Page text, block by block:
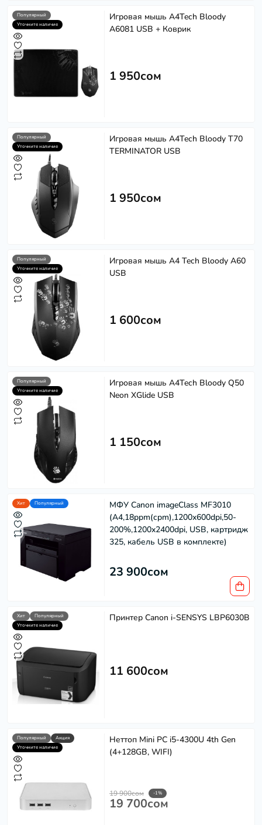
Популярный
Уточните наличие
Игровая мышь A4Tech Bloody
A6081 USB + Коврик
1 950сом
Популярный
Уточните наличие
Игровая мышь A4Tech Bloody T70
TERMINATOR USB
1 950сом
Популярный
Уточните наличие
Игровая мышь A4 Tech Bloody A60
USB
1 600сом
Популярный
Уточните наличие
Игровая мышь A4Tech Bloody Q50
Neon XGlide USB
1 150сом
Хит Популярный
МФУ Canon imageClass MF3010
(A4,18ppm(cpm),1200x600dpi,50-
200%,1200x2400dpi, USB, картридж
325, кабель USB в комплекте)
23 900сом
Хит
Популярный
Уточните наличие
Принтер Canon i-SENSYS LBP6030B
11 600сом
Популярный
Акция
Уточните наличие
Неттоп Mini PC i5-4300U 4th Gen
(4+128GB, WIFI)
19 900сом -1%
19 700сом